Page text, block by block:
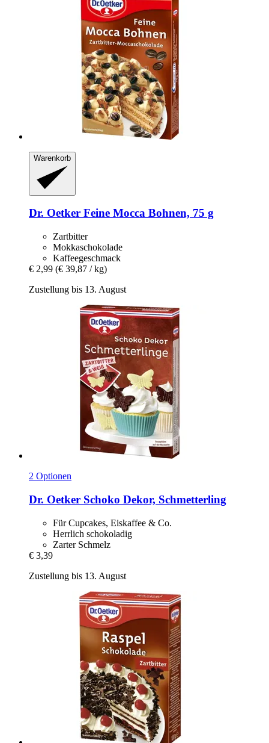
Warenkorb
Dr. Oetker Feine Mocca Bohnen, 75 g
Zartbitter
Mokkaschokolade
Kaffeegeschmack
€ 2,99 (€ 39,87 / kg)
Zustellung bis 13. August
2 Optionen
Dr. Oetker Schoko Dekor, Schmetterling
Für Cupcakes, Eiskaffee & Co.
Herrlich schokoladig
Zarter Schmelz
€ 3,39
Zustellung bis 13. August